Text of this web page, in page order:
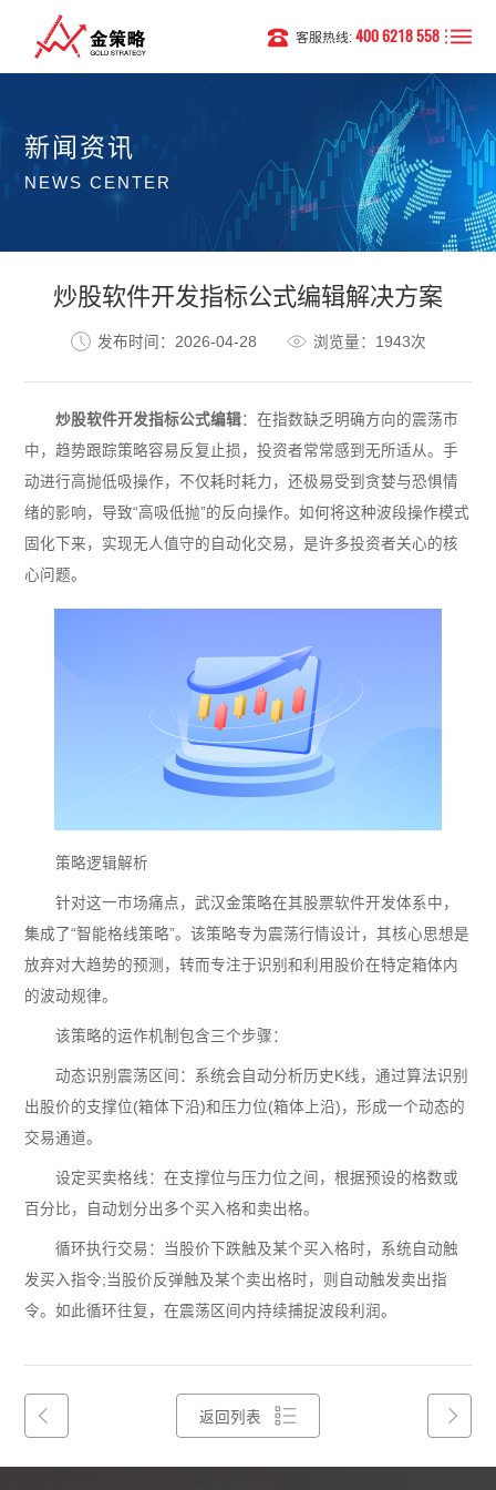
客服热线: 400 6218 558
新闻资讯
NEWS CENTER
炒股软件开发指标公式编辑解决方案
发布时间：2026-04-28 浏览量：1943次
炒股软件开发指标公式编辑：在指数缺乏明确方向的震荡市
中，趋势跟踪策略容易反复止损，投资者常常感到无所适从。手
动进行高抛低吸操作，不仅耗时耗力，还极易受到贪婪与恐惧情
绪的影响，导致“高吸低抛”的反向操作。如何将这种波段操作模式
固化下来，实现无人值守的自动化交易，是许多投资者关心的核
心问题。
策略逻辑解析
针对这一市场痛点，武汉金策略在其股票软件开发体系中，
集成了“智能格线策略”。该策略专为震荡行情设计，其核心思想是
放弃对大趋势的预测，转而专注于识别和利用股价在特定箱体内
的波动规律。
该策略的运作机制包含三个步骤：
动态识别震荡区间：系统会自动分析历史K线，通过算法识别
出股价的支撑位(箱体下沿)和压力位(箱体上沿)，形成一个动态的
交易通道。
设定买卖格线：在支撑位与压力位之间，根据预设的格数或
百分比，自动划分出多个买入格和卖出格。
循环执行交易：当股价下跌触及某个买入格时，系统自动触
发买入指令;当股价反弹触及某个卖出格时，则自动触发卖出指
令。如此循环往复，在震荡区间内持续捕捉波段利润。
返回列表